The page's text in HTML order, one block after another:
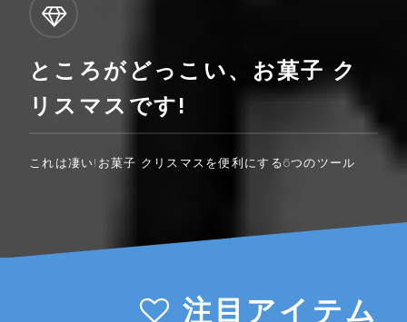
ところがどっこい、お菓子 ク
リスマスです!
これは凄い!お菓子 クリスマスを便利にする6つのツール
注目アイテム